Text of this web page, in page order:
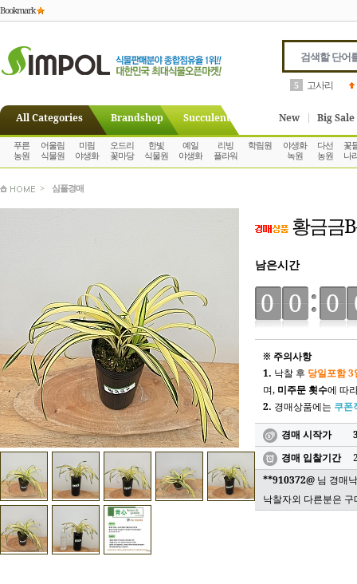
Bookmark
5 고사리
All Categories Brandshop Succulent New Big Sale
푸른
농원
어울림
식물원
미림
야생화
오드리
꽃마당
한빛
식물원
예일
야생화
리빙
플라워
학림원
야생화
녹원
다선
농원
꽃
나
> 심폴경매
황금금
남은시간
00
※ 주의사항
1. 낙찰 후 당일포함
며, 미주문 횟수에 따
2. 경매상품에는 쿠폰
경매 시작가
경매 입찰기간
**910372@ 님 경매
낙찰자외 다른분은